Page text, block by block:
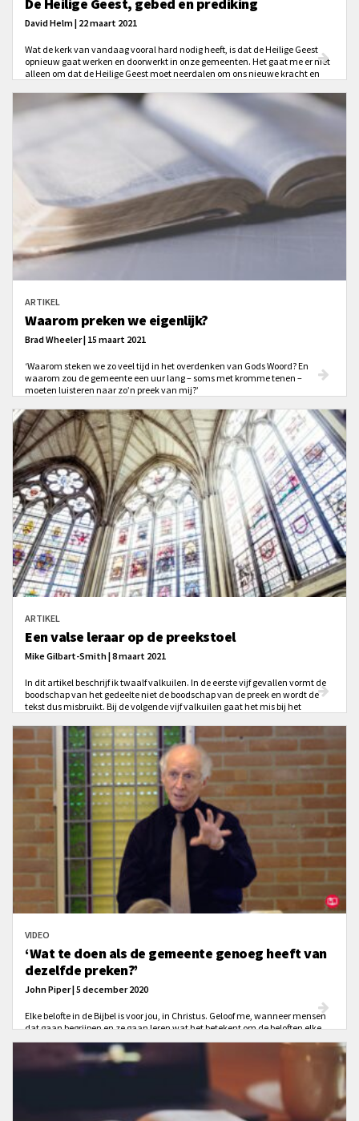
David Helm | 22 maart 2021
Wat de kerk van vandaag vooral hard nodig heeft, is dat de Heilige Geest
opnieuw gaat werken en doorwerkt in onze gemeenten. Het gaat me er niet
alleen om dat de Heilige Geest moet neerdalen om ons nieuwe kracht en
feit dat Hij onze ogen moet openen voor de heerschappij van Jezus Christus,
over ons leven en dat van anderen.
ARTIKEL
Waarom preken we eigenlijk?
Brad Wheeler | 15 maart 2021
‘Waarom steken we zo veel tijd in het overdenken van Gods Woord? En
waarom zou de gemeente een uur lang – soms met kromme tenen –
moeten luisteren naar zo’n preek van mij?’
ARTIKEL
Een valse leraar op de preekstoel
Mike Gilbart-Smith | 8 maart 2021
In dit artikel beschrijf ik twaalf valkuilen. In de eerste vijf gevallen vormt de
boodschap van het gedeelte niet de boodschap van de preek en wordt de
tekst dus misbruikt. Bij de volgende vijf valkuilen gaat het mis bij het
beschrijf ik twee valkuilen waarbij niet onderkend wordt dat prediking
uiteindelijk Gods werk is.
VIDEO
‘Wat te doen als de gemeente genoeg heeft van
dezelfde preken?’
John Piper | 5 december 2020
Elke belofte in de Bijbel is voor jou, in Christus. Geloof me, wanneer mensen
dat gaan begrijpen en ze gaan leren wat het betekent om de beloften elke
alleen – dan zullen ze veranderen!